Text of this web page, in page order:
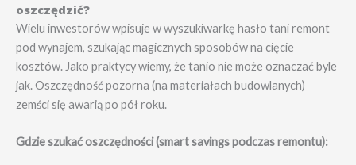
oszczędzić?
Wielu inwestorów wpisuje w wyszukiwarkę hasło tani remont
pod wynajem, szukając magicznych sposobów na cięcie
kosztów. Jako praktycy wiemy, że tanio nie może oznaczać byle
jak. Oszczędność pozorna (na materiałach budowlanych)
zemści się awarią po pół roku.
Gdzie szukać oszczędności (smart savings podczas remontu):